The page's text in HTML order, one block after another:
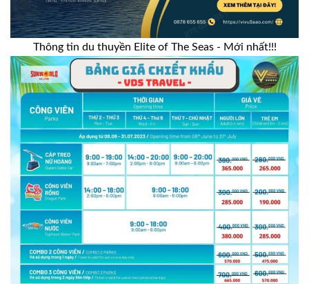
Thông tin du thuyền Elite of The Seas - Mới nhất!!!